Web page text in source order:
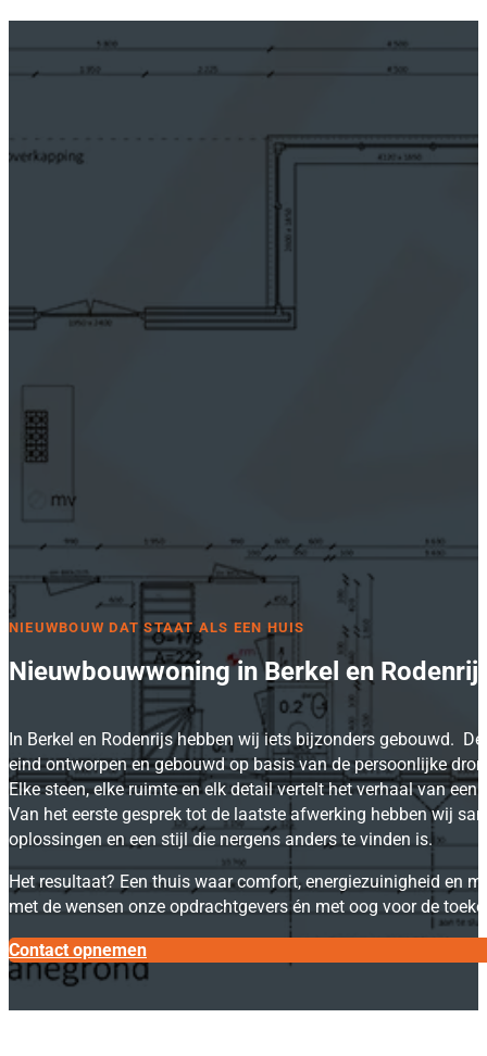
Nieuwbouwwoning in Berkel en
In Berkel en Rodenrijs hebben wij iets bijzonders gebouwd.
eind ontworpen en gebouwd op basis van de persoonlijke
Elke steen, elke ruimte en elk detail vertelt het verhaal van
Van het eerste gesprek tot de laatste afwerking hebben wij
oplossingen en een stijl die nergens anders te vinden is.
Het resultaat? Een thuis waar comfort, energiezuinigheid en
met de wensen onze opdrachtgevers én met oog voor de
NIEUWBOUW DAT STAAT ALS EEN HUIS
Contact opnemen